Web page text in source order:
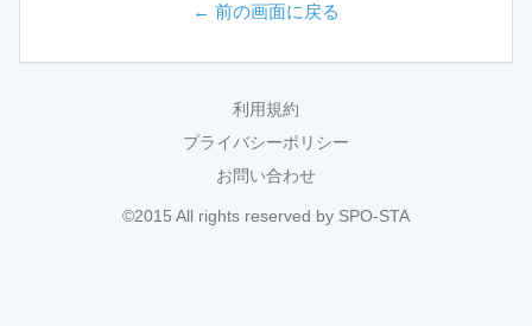
← 前の画面に戻る
利用規約
プライバシーポリシー
お問い合わせ
©2015 All rights reserved by SPO-STA